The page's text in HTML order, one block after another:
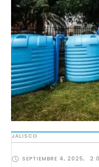
JALISCO
SEPTIEMBRE 4, 2025,